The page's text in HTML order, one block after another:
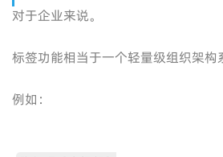
对于企业来说。
标签功能相当于一个轻量级组织架构
例如：